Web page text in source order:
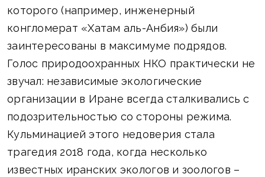
которого (например, инженерный
конгломерат «Хатам аль-Анбия») были
заинтересованы в максимуме подрядов.
Голос природоохранных НКО практически не
звучал: независимые экологические
организации в Иране всегда сталкивались с
подозрительностью со стороны режима.
Кульминацией этого недоверия стала
трагедия 2018 года, когда несколько
известных иранских экологов и зоологов –